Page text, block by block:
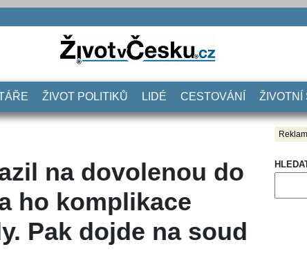
ŽIVOT POLITIKŮ LIDÉ CESTOVÁNÍ ŽIVOTNÍ
na dovolenou do
ho komplikace
Pak dojde na soud